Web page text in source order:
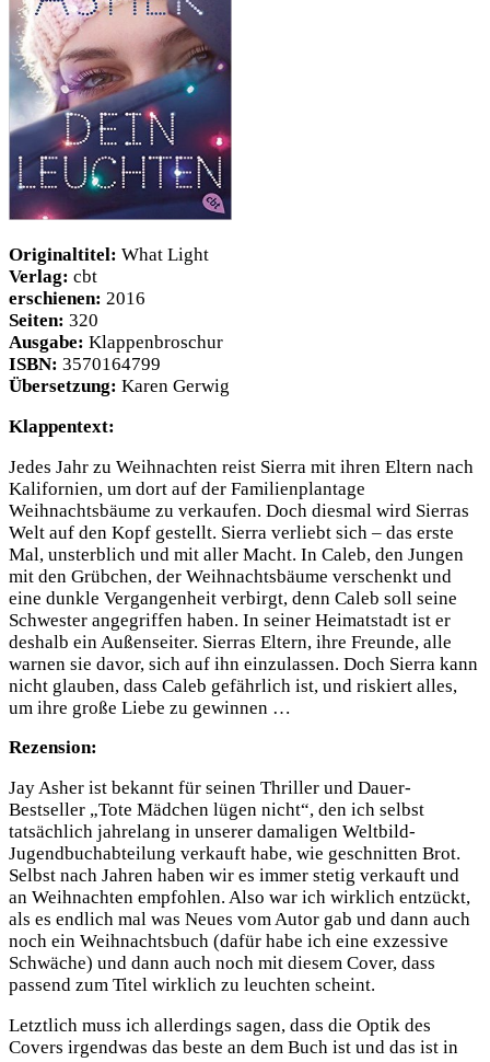
Originaltitel: What Light
Verlag: cbt
erschienen: 2016
Seiten: 320
Ausgabe: Klappenbroschur
ISBN: 3570164799
Übersetzung: Karen Gerwig
Klappentext:
Jedes Jahr zu Weihnachten reist Sierra mit ihren Eltern nach
Kalifornien, um dort auf der Familienplantage
Weihnachtsbäume zu verkaufen. Doch diesmal wird Sierras
Welt auf den Kopf gestellt. Sierra verliebt sich – das erste
Mal, unsterblich und mit aller Macht. In Caleb, den Jungen
mit den Grübchen, der Weihnachtsbäume verschenkt und
eine dunkle Vergangenheit verbirgt, denn Caleb soll seine
Schwester angegriffen haben. In seiner Heimatstadt ist er
deshalb ein Außenseiter. Sierras Eltern, ihre Freunde, alle
warnen sie davor, sich auf ihn einzulassen. Doch Sierra kann
nicht glauben, dass Caleb gefährlich ist, und riskiert alles,
um ihre große Liebe zu gewinnen …
Rezension:
Jay Asher ist bekannt für seinen Thriller und Dauer-
Bestseller „Tote Mädchen lügen nicht“, den ich selbst
tatsächlich jahrelang in unserer damaligen Weltbild-
Jugendbuchabteilung verkauft habe, wie geschnitten Brot.
Selbst nach Jahren haben wir es immer stetig verkauft und
an Weihnachten empfohlen. Also war ich wirklich entzückt,
als es endlich mal was Neues vom Autor gab und dann auch
noch ein Weihnachtsbuch (dafür habe ich eine exzessive
Schwäche) und dann auch noch mit diesem Cover, dass
passend zum Titel wirklich zu leuchten scheint.
Letztlich muss ich allerdings sagen, dass die Optik des
Covers irgendwas das beste an dem Buch ist und das ist in